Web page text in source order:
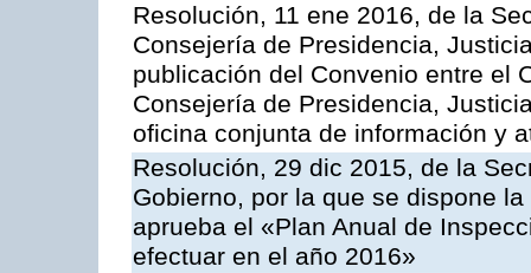
Resolución, 11 ene 2016, de la
Consejería de Presidencia,
publicación del Convenio entre el
Consejería de Presidencia,
oficina conjunta de información y
Resolución, 29 dic 2015, de la
Gobierno, por la que se dispone
aprueba el «Plan Anual de
efectuar en el año 2016»